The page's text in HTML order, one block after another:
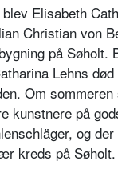
Elisabeth
Christian von
på Søholt.
Lehns
Om
kunstnere på
og
kreds på Søholt.